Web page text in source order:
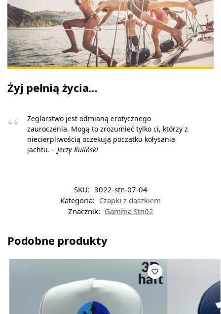
Żyj pełnią życia…
Żeglarstwo jest odmianą erotycznego
zauroczenia. Mogą to zrozumieć tylko ci, którzy z
niecierpliwością oczekują początku kołysania
jachtu. – Jerzy Kuliński
SKU: 3022-stn-07-04
Kategoria: Czapki z daszkiem
Znacznik: Gamma Stn02
Podobne produkty